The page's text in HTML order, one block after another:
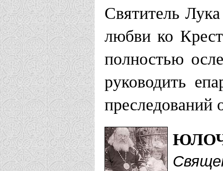
Святитель
любви ко
полностью
руководить
преследований